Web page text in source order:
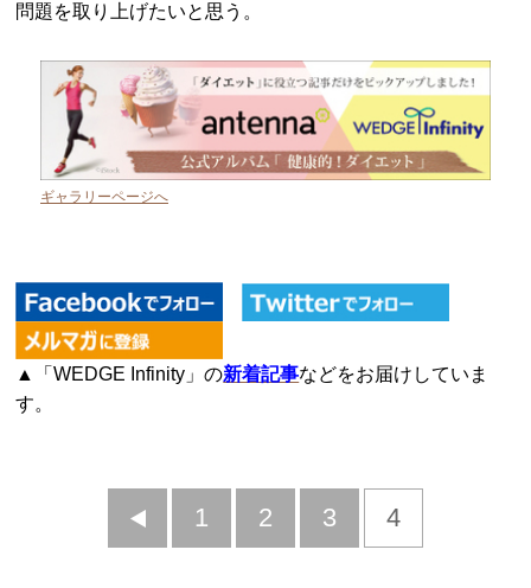
問題を取り上げたいと思う。
ギャラリーページへ
▲「WEDGE Infinity」の新着記事などをお届けしていま
す。
前
1 2 3 4